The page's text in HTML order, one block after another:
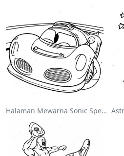
Halaman Mewarna Sonic Speedster